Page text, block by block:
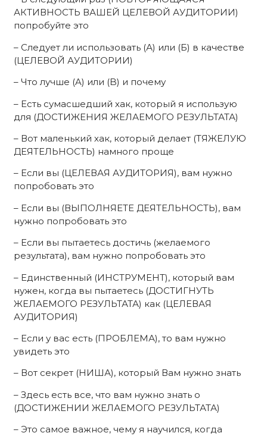
АКТИВНОСТЬ ВАШЕЙ ЦЕЛЕВОЙ АУДИТОРИИ)
попробуйте это
– Следует ли использовать (А) или (Б) в качестве
(ЦЕЛЕВОЙ АУДИТОРИИ)
– Что лучше (A) или (B) и почему
– Есть сумасшедший хак, который я использую
для (ДОСТИЖЕНИЯ ЖЕЛАЕМОГО РЕЗУЛЬТАТА)
– Вот маленький хак, который делает (ТЯЖЕЛУЮ
ДЕЯТЕЛЬНОСТЬ) намного проще
– Если вы (ЦЕЛЕВАЯ АУДИТОРИЯ), вам нужно
попробовать это
– Если вы (ВЫПОЛНЯЕТЕ ДЕЯТЕЛЬНОСТЬ), вам
нужно попробовать это
– Если вы пытаетесь достичь (желаемого
результата), вам нужно попробовать это
– Единственный (ИНСТРУМЕНТ), который вам
нужен, когда вы пытаетесь (ДОСТИГНУТЬ
ЖЕЛАЕМОГО РЕЗУЛЬТАТА) как (ЦЕЛЕВАЯ
АУДИТОРИЯ)
– Если у вас есть (ПРОБЛЕМА), то вам нужно
увидеть это
– Вот секрет (НИША), который Вам нужно знать
– Здесь есть все, что вам нужно знать о
(ДОСТИЖЕНИИ ЖЕЛАЕМОГО РЕЗУЛЬТАТА)
– Это самое важное, чему я научился, когда